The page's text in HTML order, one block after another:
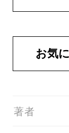
01著者